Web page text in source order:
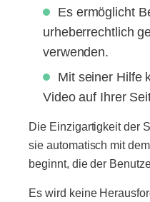
Es ermöglicht
urheberrechtlich
verwenden.
Mit seiner Hilfe
Video auf Ihrer
Die Einzigartigkeit der
sie automatisch mit
beginnt, die der
Es wird keine